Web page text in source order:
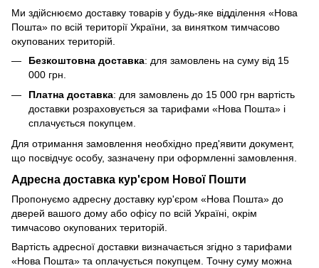
Ми здійснюємо доставку товарів у будь-яке відділення «Нова
Пошта» по всій території України, за винятком тимчасово
окупованих територій.
Безкоштовна доставка: для замовлень на суму від 15
000 грн.
Платна доставка: для замовлень до 15 000 грн вартість
доставки розраховується за тарифами «Нова Пошта» і
сплачується покупцем.
Для отримання замовлення необхідно пред'явити документ,
що посвідчує особу, зазначену при оформленні замовлення.
Адресна доставка кур'єром Нової Пошти
Пропонуємо адресну доставку кур'єром «Нова Пошта» до
дверей вашого дому або офісу по всій Україні, окрім
тимчасово окупованих територій.
Вартість адресної доставки визначається згідно з тарифами
«Нова Пошта» та оплачується покупцем. Точну суму можна